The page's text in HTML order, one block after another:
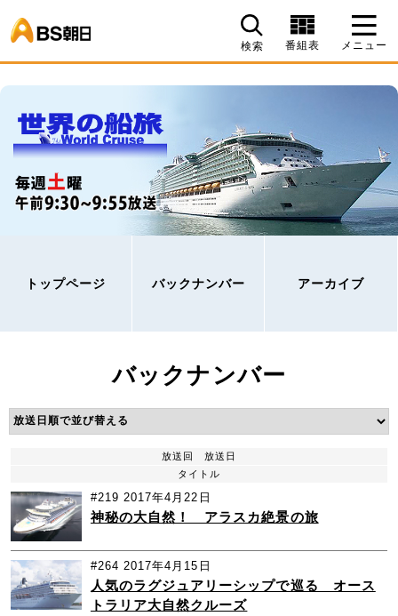
検索 番組表 メニュー
トップページ バックナンバー アーカイブ
バックナンバー
放送回
放送日
タイトル
#219 2017年4月22日
神秘の大自然！ アラスカ絶景の旅
#264 2017年4月15日
人気のラグジュアリーシップで巡る オース
トラリア大自然クルーズ